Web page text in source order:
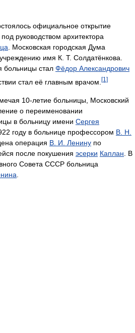
официальное открытие
руководством архитектора
. Московская городская Дума
имя К. Т. Солдатёнкова.
больницы стал Фёдор Александрович
стал её главным врачом. [1]
10-летие больницы, Московский
о переименовании
в больницу имени Сергея
году в больнице профессором В. Н.
операция В. И. Ленину по
после покушения эсерки Каплан . В
Совета СССР больница